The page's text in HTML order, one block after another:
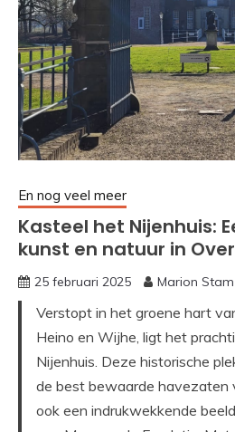
En nog veel meer
Kasteel het Nijenhuis:
kunst en natuur in
25 februari 2025 Marion Stam
Verstopt in het groene hart
Heino en Wijhe, ligt het
Nijenhuis. Deze historische
de best bewaarde havezaten
ook een indrukwekkende